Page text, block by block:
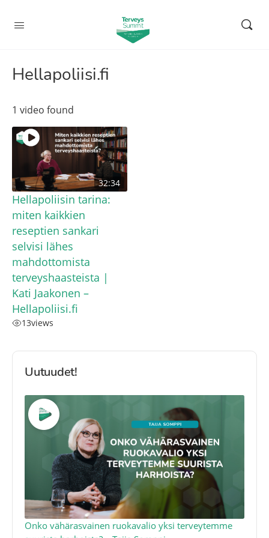
Hellapoliisi.fi
1 video found
32:34
Hellapoliisin tarina:
miten kaikkien
reseptien sankari
selvisi lähes
mahdottomista
terveyshaasteista |
Kati Jaakonen –
Hellapoliisi.fi
13views
Uutuudet!
Onko vähärasvainen ruokavalio yksi terveytemme